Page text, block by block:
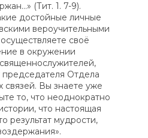
(Тит. 1. 7-9).
достойные личные
вероучительными
своё
в окружении
Отдела
связей. Вы знаете уже
то, что неоднократно
что настоящая
результат мудрости,